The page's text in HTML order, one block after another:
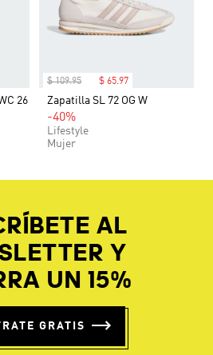
26
$ 109.95 $ 65.97
Zapatilla SL 72 OG W
-40%
Lifestyle
Mujer
AL
Y
UN 15%
GRATIS